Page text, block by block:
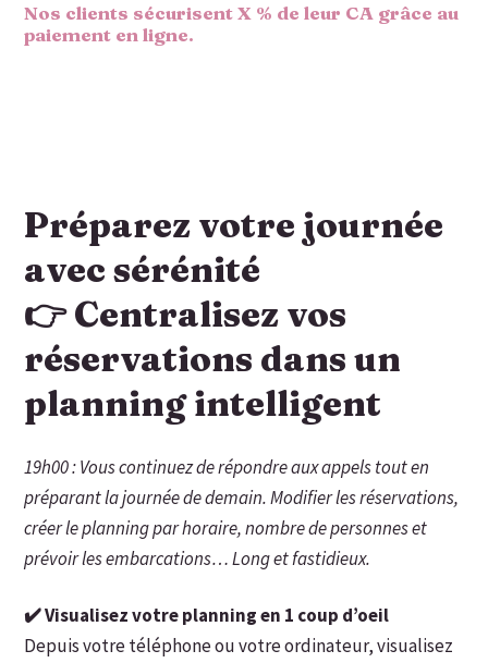
Nos clients sécurisent X % de leur CA grâce au
paiement en ligne.
Préparez votre journée
avec sérénité
👉 Centralisez vos
réservations dans un
planning intelligent
19h00 : Vous continuez de répondre aux appels tout en
préparant la journée de demain. Modifier les réservations,
créer le planning par horaire, nombre de personnes et
prévoir les embarcations… Long et fastidieux.
✔️ Visualisez votre planning en 1 coup d’oeil
Depuis votre téléphone ou votre ordinateur, visualisez